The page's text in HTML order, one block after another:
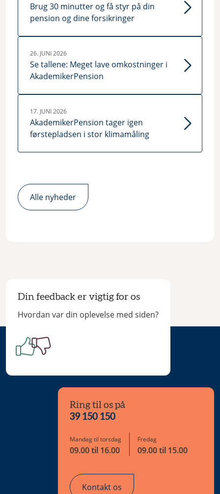
Brug 30 minutter og få styr på din
pension og dine forsikringer
26. JUNI 2026
Se tallene: Meget lave omkostninger i
AkademikerPension
17. JUNI 2026
AkademikerPension tager igen
førstepladsen i stor klimamåling
Alle nyheder
Din feedback er vigtig for os
Hvordan var din oplevelse med siden?
Ring til os på
39 150 150
Mandag til torsdag
09.00 til 16.00
Fredag
09.00 til 15.00
Kontakt os